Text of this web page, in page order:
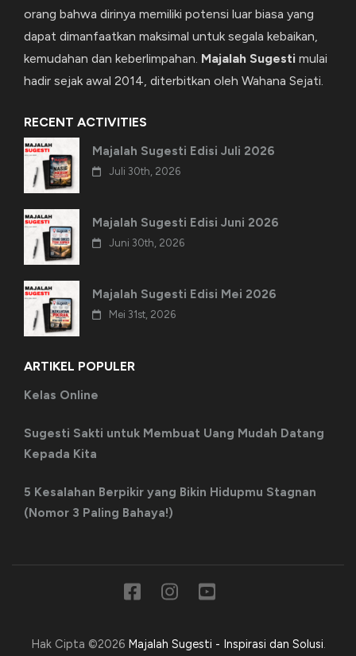
orang bahwa dirinya memiliki potensi luar biasa yang
dapat dimanfaatkan maksimal untuk segala kebaikan,
kemudahan dan keberlimpahan. Majalah Sugesti mulai
hadir sejak awal 2014, diterbitkan oleh Wahana Sejati.
RECENT ACTIVITIES
Majalah Sugesti Edisi Juli 2026
Juli 30th, 2026
Majalah Sugesti Edisi Juni 2026
Juni 30th, 2026
Majalah Sugesti Edisi Mei 2026
Mei 31st, 2026
ARTIKEL POPULER
Kelas Online
Sugesti Sakti untuk Membuat Uang Mudah Datang
Kepada Kita
5 Kesalahan Berpikir yang Bikin Hidupmu Stagnan
(Nomor 3 Paling Bahaya!)
Hak Cipta ©2026 Majalah Sugesti - Inspirasi dan Solusi.